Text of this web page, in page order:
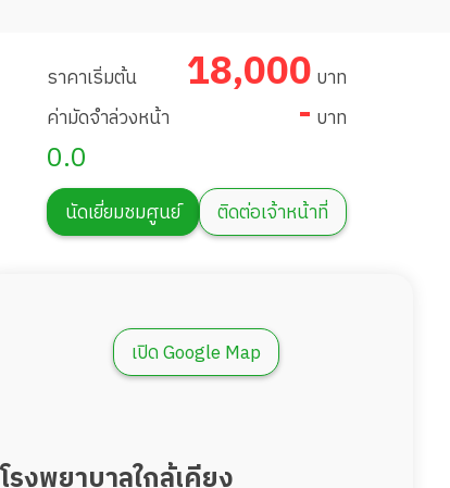
ราคาเริ่มต้น 18,000 บาท
ค่ามัดจำล่วงหน้า
- บาท
0.0
นัดเยี่ยมชมศูนย์ ติดต่อเจ้าหน้าที่
เปิด Google Map
โรงพยาบาลใกล้เคียง